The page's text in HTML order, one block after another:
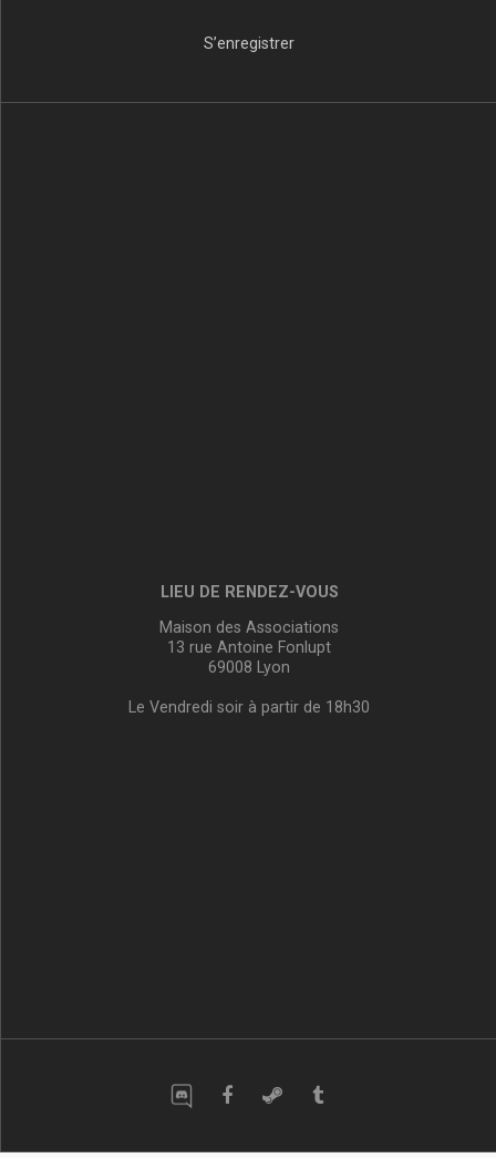
S’enregistrer
LIEU DE RENDEZ-VOUS
Maison des Associations
13 rue Antoine Fonlupt
69008 Lyon
Le Vendredi soir à partir de 18h30